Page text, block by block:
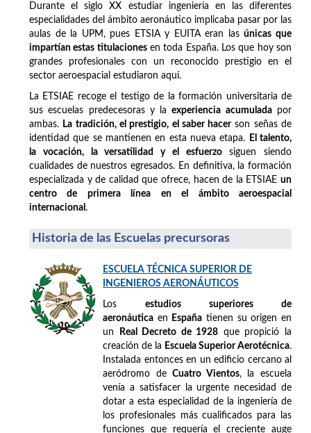
Durante el siglo XX estudiar ingeniería en las diferentes
especialidades del ámbito aeronáutico implicaba pasar por las
aulas de la UPM, pues ETSIA y EUITA eran lasúnicas que
impartían estas titulacionesen toda España. Los que hoy son
grandes profesionales con un reconocido prestigio en el
sector aeroespacial estudiaron aquí.
La ETSIAE recoge el testigo de la formación universitaria de
sus escuelas predecesoras y laexperiencia acumuladapor
ambas. La tradición, el prestigio, el saber hacerson señas de
identidad que se mantienen en esta nueva etapa.
El talento,
la vocación, la versatilidad y el esfuerzosiguen siendo
cualidades de nuestros egresados. En definitiva, la formación
especializada y de calidad que ofrece, hacen de la ETSIAE un
centro de primera línea en el ámbito aeroespacial
internacional .
Historia de las Escuelas precursoras
ESCUELA TÉCNICA SUPERIOR DE
INGENIEROS AERONÁUTICOS
Los estudios superiores de
aeronáutica en España tienen su origen en
un
Real Decreto de 1928 que propició la
creación de la Escuela Superior Aerotécnica.
Instalada entonces en un edificio cercano al
aeródromo deCuatro Vientos, la escuela
venía a satisfacer la urgente necesidad de
dotar a esta especialidad de la ingeniería de
los profesionales más cualificados para las
funciones que requería el creciente auge